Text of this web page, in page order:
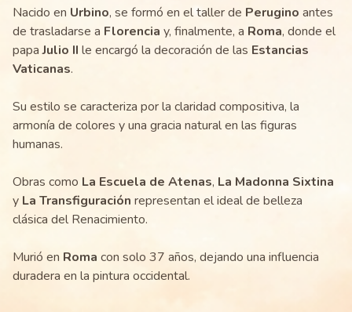
Nacido en Urbino, se formó en el taller de Perugino antes
de trasladarse a Florencia y, finalmente, a Roma, donde el
papaJulio II le encargó la decoración de las Estancias
Vaticanas.
Su estilo se caracteriza por la claridad compositiva, la
armonía de colores y una gracia natural en las figuras
humanas.
Obras como La Escuela de Atenas, La Madonna Sixtina
y La Transfiguración representan el ideal de belleza
clásica del Renacimiento.
Murió en Roma con solo 37 años, dejando una influencia
duradera en la pintura occidental.